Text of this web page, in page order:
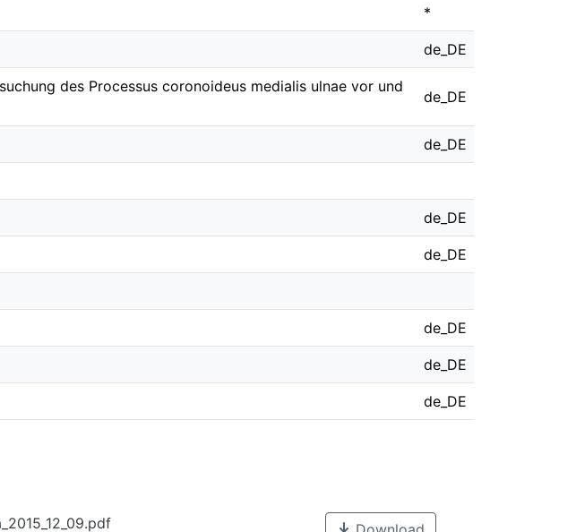
*
de_DE
des Processus coronoideus medialis ulnae vor und
de_DE
de_DE
de_DE
de_DE
de_DE
de_DE
de_DE